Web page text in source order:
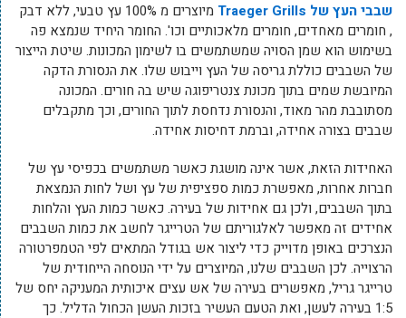
שבבי העץ של Traeger Grills
מיוצרים מ 100% עץ טבעי, ללא דבק
, חומרים מאחדים, חומרים מלאכותיים וכו'. החומר היחיד שנמצא פה
בשימוש הוא שמן הסויה שמשתמשים בו לשימון המכונות. שיטת הייצור
של השבבים כוללת גריסה של העץ וייבוש שלו. את הנסורת הדקה
המיובשת שמים בתוך מכונת צנטריפוגה שיש בה חורים. המכונה
מסתובבת מהר מאוד, והנסורת נדחסת לתוך החורים, וכך מתקבלים
שבבים בצורה אחידה, וברמת דחיסות אחידה.
האחידות הזאת, אשר אינה מושגת כאשר משתמשים בכפיסי עץ של
חברות אחרות, מאפשרת כמות ספציפית של עץ ושל לחות הנמצאת
בתוך השבבים, ולכן גם אחידות של בעירה. כאשר כמות העץ והלחות
אחידים זה מאפשר לאלגוריתם של הטרייגר לחשב את כמות השבבים
הנצרכים באופן מדוייק כדי ליצור אש בגודל המתאים לפי הטמפרטורה
הרצוייה. לכן השבבים שלנו, המיוצרים על ידי הנוסחה הייחודית של
טרייגר גריל, מאפשרים בעירה של אש עצים איכותית המעניקה יחס של
1:5 בעירה לעשן, ואת הטעם העשיר בזכות העשן הכחול הדליל. כך